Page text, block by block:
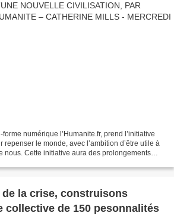
forme numérique l’Humanite.fr, prend l’initiative
repenser le monde, avec l’ambition d’être utile à
nous. Cette initiative aura des prolongements
la crise, construisons
collective de 150 pesonnalités